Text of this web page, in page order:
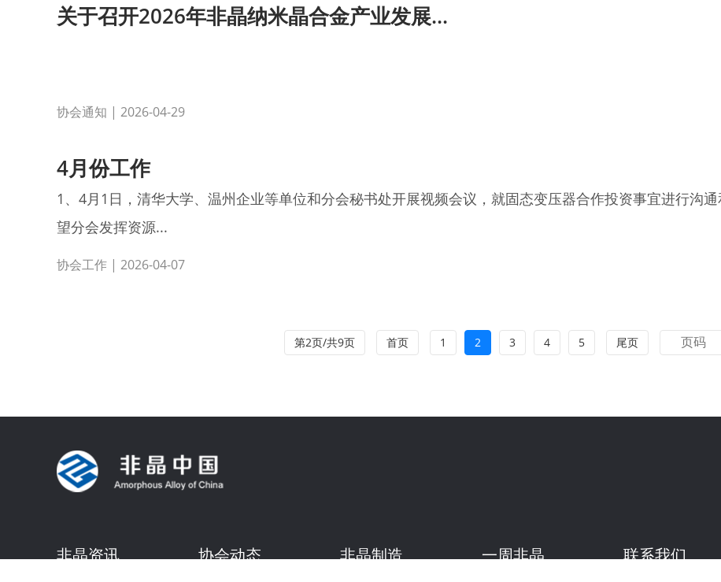
关于召开2026年非晶纳米晶合金产业发展...
协会通知 | 2026-04-29
4月份工作
1、4月1日，清华大学、温州企业等单位和分会秘书处开展视频会议，就固态变压器合作投资事宜进行沟
望分会发挥资源...
协会工作 | 2026-04-07
第2页/共9页 首页 1 2 3 4 5 尾页
非晶资讯 协会动态 非晶制造 一周非晶 联系我们